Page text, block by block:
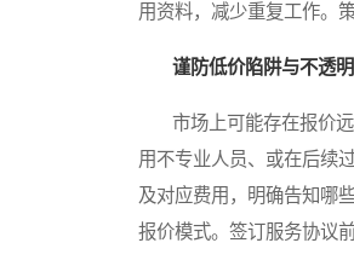
用资料，减少重复工作。
谨防低价陷阱与不透
市场上可能存在报价远
用不专业人员、或在后续
及对应费用，明确告知哪
报价模式。签订服务协议